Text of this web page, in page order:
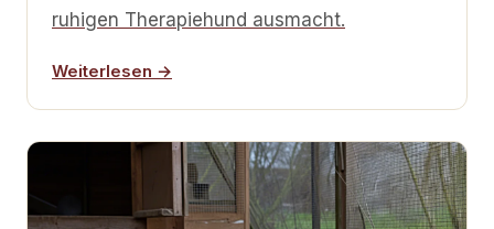
ruhigen Therapiehund ausmacht.
Weiterlesen →